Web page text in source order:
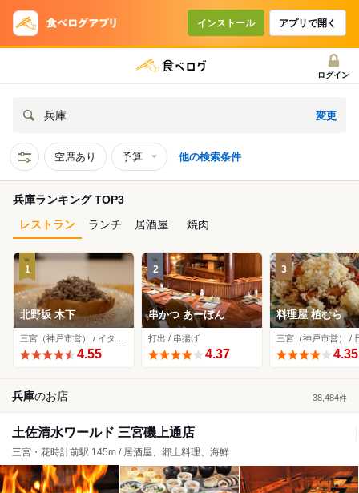
インストール アプリで開く
ログイン
兵庫 変更
空席あり 予算 他の検索条件
兵庫ランキング TOP3
レストラン
ランチ 居酒屋 焼肉
1
北野坂 木下
4.55
2
串かつ あーぼん
打出 / 串揚げ
4.37
3
料理屋 植むら
4.35
兵庫のお店 38,484件
土佐清水ワールド 三宮磯上通店
三宮・花時計前駅 145m / 居酒屋、郷土料理、海鮮